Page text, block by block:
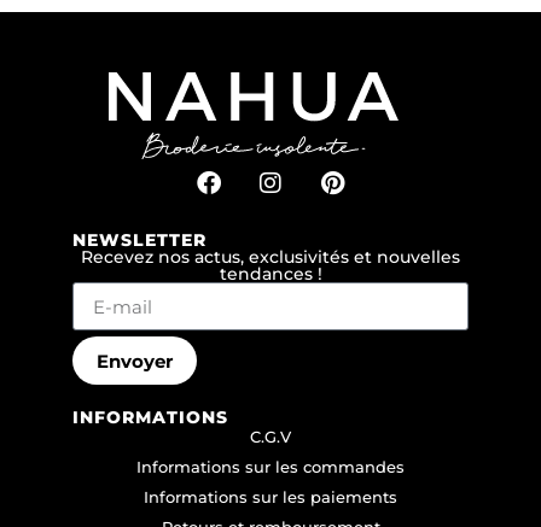
NEWSLETTER
Recevez nos actus, exclusivités et nouvelles
tendances !
Envoyer
INFORMATIONS
C.G.V
Informations sur les commandes
Informations sur les paiements